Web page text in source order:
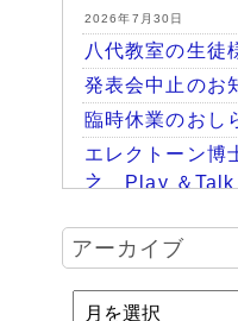
2026年7月30日
八代教室の生徒
発表会中止のお
臨時休業のおし
エレクトーン博
之 Play ＆Talk
ハッピーパーク
よう！未来につ
アーカイブ